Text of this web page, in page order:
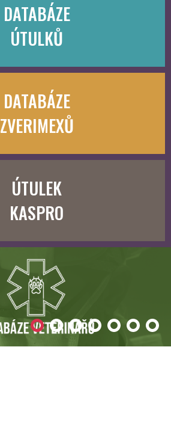
DATABÁZE
ÚTULKŮ
DATABÁZE
ZVERIMEXŮ
ÚTULEK
KASPRO